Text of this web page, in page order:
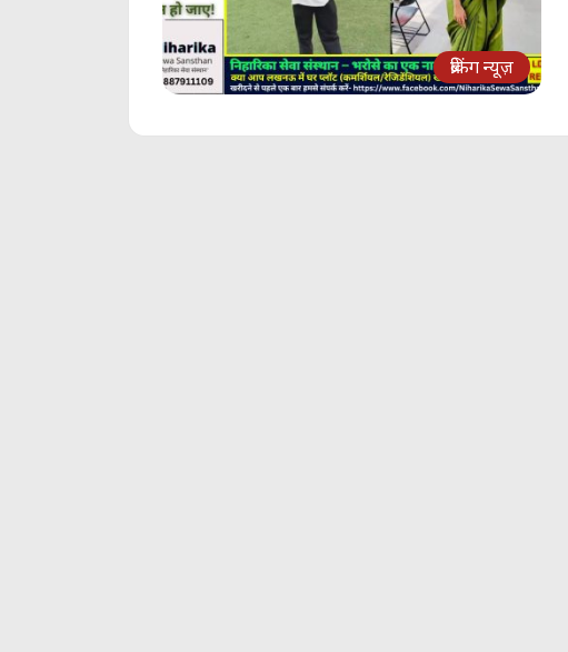
ब्रेकिंग न्यूज़